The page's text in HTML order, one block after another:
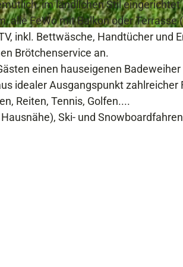
im ländlichen Stil
alle FeWo mit Balkon oder Terrasse
inkl. Bettwäsche, Handtücher und
Brötchenservice an.
einen hauseigenen
idealer Ausgangspunkt
Reiten, Tennis, Golfen....
Ski- und